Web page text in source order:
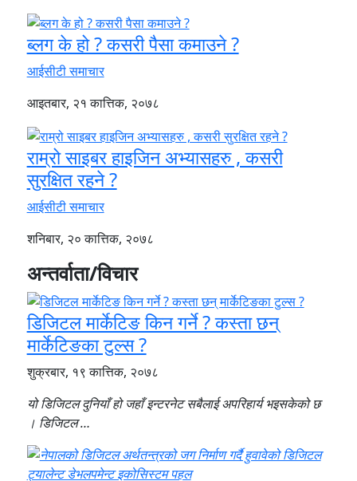
ब्लग के हो ? कसरी पैसा कमाउने ?
आईसीटी समाचार
आइतबार, २१ कात्तिक, २०७८
राम्रो साइबर हाइजिन अभ्यासहरु , कसरी
सुरक्षित रहने ?
आईसीटी समाचार
शनिबार, २० कात्तिक, २०७८
अन्तर्वाता/विचार
डिजिटल मार्केटिङ किन गर्ने ? कस्ता छन्
मार्केटिङका टुल्स ?
शुक्रबार, १९ कात्तिक, २०७८
यो डिजिटल दुनियाँ हो जहाँ इन्टरनेट सबैलाई अपरिहार्य भइसकेको छ
। डिजिटल …